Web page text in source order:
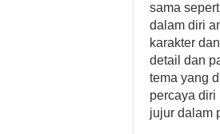
sama
dalam diri
karakter
detail dan
tema yang
percaya diri
jujur dalam